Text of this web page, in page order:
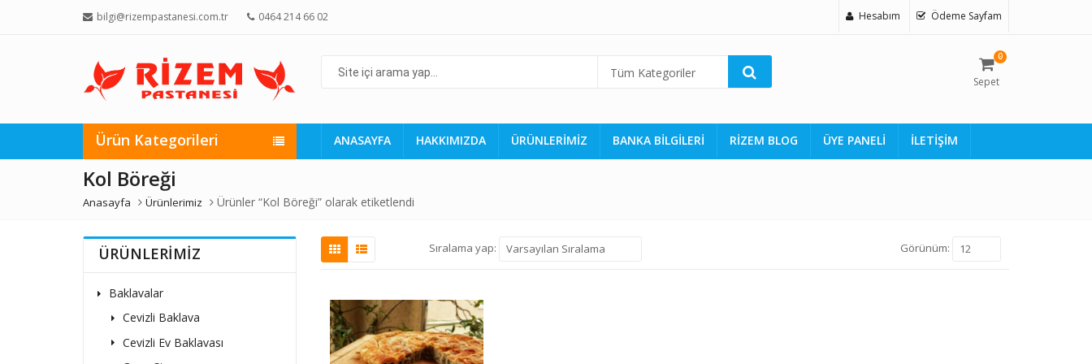
bilgi@rizempastanesi.com.tr 0464 214 66 02 Hesabım Ödeme Sayfam
Tüm Kategoriler
0
Sepet
Ürün Kategorileri ANASAYFA HAKKIMIZDA ÜRÜNLERİMİZ BANKA BİLGİLERİ RİZEM BLOG ÜYE PANELİ İLETİŞİM
Kol Böreği
Anasayfa Ürünlerimiz Ürünler “Kol Böreği” olarak etiketlendi
Sıralama yap: Varsayılan Sıralama Görünüm: 12
ÜRÜNLERİMİZ
Baklavalar
Cevizli Baklava
Cevizli Ev Baklavası